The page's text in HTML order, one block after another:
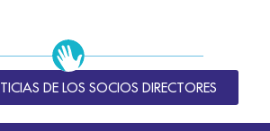
DE LOS SOCIOS DIRECTORES